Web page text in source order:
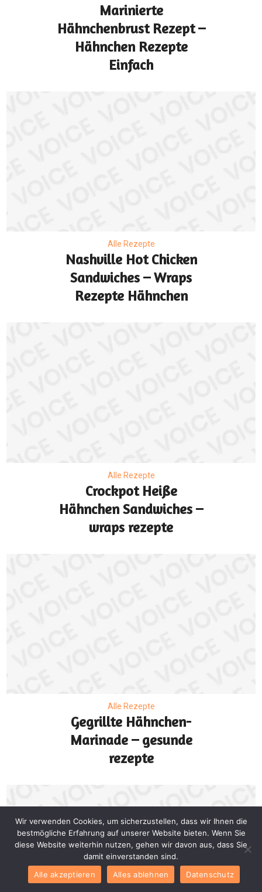
Marinierte
Hähnchenbrust Rezept –
Hähnchen Rezepte
Einfach
Alle Rezepte
Nashville Hot Chicken
Sandwiches – Wraps
Rezepte Hähnchen
Alle Rezepte
Crockpot Heiße
Hähnchen Sandwiches –
wraps rezepte
Alle Rezepte
Gegrillte Hähnchen-
Marinade – gesunde
rezepte
Wir verwenden Cookies, um sicherzustellen, dass wir Ihnen die
bestmögliche Erfahrung auf unserer Website bieten. Wenn Sie
diese Website weiterhin nutzen, gehen wir davon aus, dass Sie
damit einverstanden sind.
Alle akzeptieren
Alles ablehnen Datenschutz